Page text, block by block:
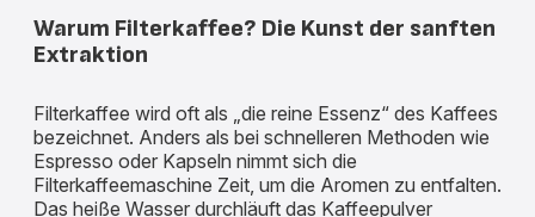
Warum Filterkaffee? Die Kunst der sanften
Extraktion
Filterkaffee wird oft als „die reine Essenz“ des Kaffees
bezeichnet. Anders als bei schnelleren Methoden wie
Espresso oder Kapseln nimmt sich die
Filterkaffeemaschine Zeit, um die Aromen zu entfalten.
Das heiße Wasser durchläuft das Kaffeepulver